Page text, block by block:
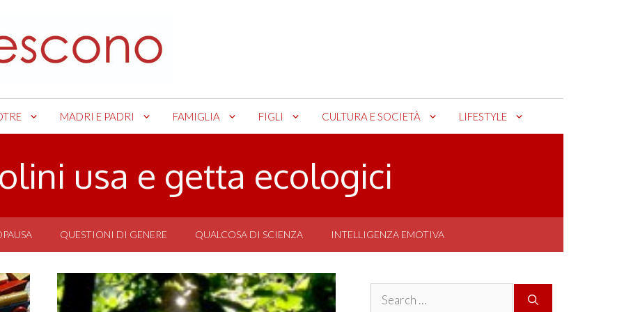
MADRI E PADRI FAMIGLIA FIGLI CULTURA E SOCIETÀ LIFESTYLE
usa e getta ecologici
QUESTIONI DI GENERE QUALCOSA DI SCIENZA INTELLIGENZA EMOTIVA
Search